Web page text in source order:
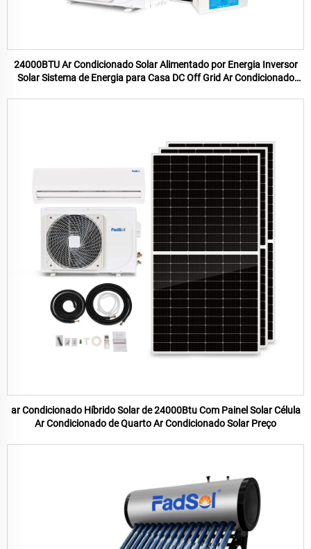
24000BTU Ar Condicionado Solar Alimentado por Energia Inversor
Solar Sistema de Energia para Casa DC Off Grid Ar Condicionado
ar Condicionado Híbrido Solar de 24000Btu Com Painel Solar Célula
Ar Condicionado de Quarto Ar Condicionado Solar Preço